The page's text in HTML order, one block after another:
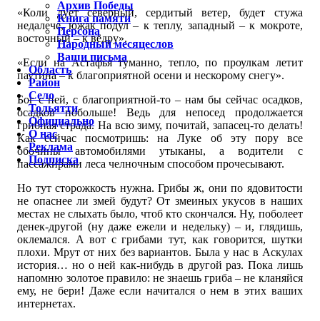
«Коли дует северный, сердитый ветер, будет стужа
недалече, южак подул – к теплу, западный – к мокроте,
восточный – к вёдру».
«Если на Астафья туманно, тепло, по проулкам летит
паутина – к благоприятной осени и нескорому снегу».
Бог с ней, с благоприятной-то – нам бы сейчас осадков,
осадков побольше! Ведь для непосед продолжается
грибная страда. На всю зиму, почитай, запасец-то делать!
Как сейчас посмотришь: на Луке об эту пору все
обочины автомобилями утыканы, а водители с
пассажирами леса челночным способом прочесывают.
Но тут сторожкость нужна. Грибы ж, они по ядовитости
не опаснее ли змей будут? От змеиных укусов в наших
местах не слыхать было, чтоб кто скончался. Ну, поболеет
денек-другой (ну даже ежели и недельку) – и, глядишь,
оклемался. А вот с грибами тут, как говорится, шутки
плохи. Мрут от них без вариантов. Была у нас в Аскулах
история… но о ней как-нибудь в другой раз. Пока лишь
напомню золотое правило: не знаешь гриба – не кланяйся
ему, не бери! Даже если начитался о нем в этих ваших
интернетах.
Архив Победы
Книга памяти
Персона
Народный месяцеслов
Ваши письма
Область
Район
Село
Тольятти
Официально
О нас
Реклама
Подписка